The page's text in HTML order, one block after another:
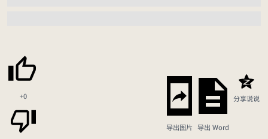
+0
导出图片 导出 Word
分享说说